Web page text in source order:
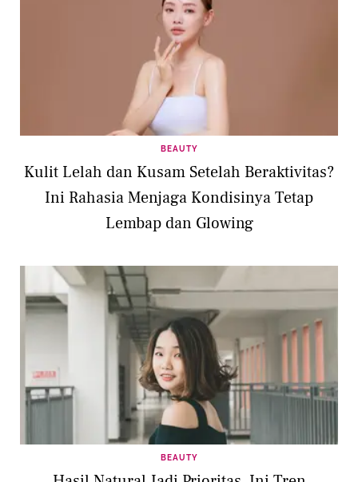
BEAUTY
Kulit Lelah dan Kusam Setelah Beraktivitas?
Ini Rahasia Menjaga Kondisinya Tetap
Lembap dan Glowing
BEAUTY